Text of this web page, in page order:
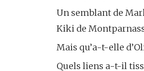
Un semblant de
Kiki de
Mais qu’a-t-elle
Quels liens a-t-il